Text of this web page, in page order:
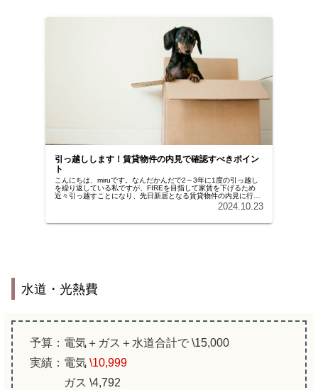
引っ越しします！賃貸物件の内見で確認すべきポイン
ト
こんにちは、miruです。なんだかんだで2～3年に1度の引っ越し
を繰り返している私ですが、FIREを目指して家賃を下げるため
近々引っ越すことになり、先日新居となる賃貸物件の内見に行っ
てきました。新しい住処を探すのはいつでもわくわくします
2024.10.23
水道・光熱費
予算：電気＋ガス＋水道合計で \15,000
実績：電気 \10,999
ガス \4,792